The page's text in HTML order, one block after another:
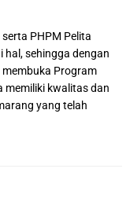
PHPM Pelita
sehingga dengan
Program
memiliki kwalitas dan
yang telah